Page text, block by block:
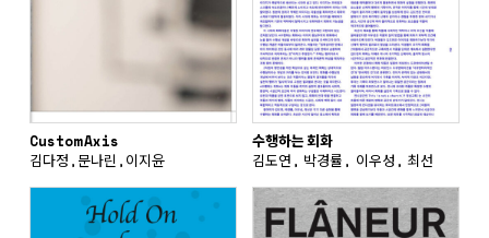
Custom Axis
김다정,문나린,이지윤
수행하는 회화
김도연, 박경률, 이우성, 최선